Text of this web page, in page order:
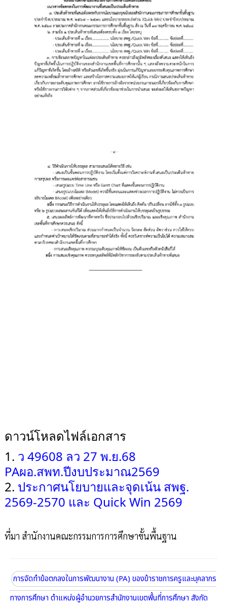
ดาวน์โหลดไฟล์เอกสาร
1. ว 49608 ลว 27 พ.ย.68
PAผอ.สพท.ปีงบประมาณ2569
2. ประกาศนโยบายและจุดเน้น สพฐ.
2569-2570 และ Quick Win 2569
ที่มา สำนักงานคณะกรรมการการศึกษาขั้นพื้นฐาน
การจัดทำข้อตกลงในการพัฒนางาน (PA) ของข้าราชการครูและบุคลากร
ทางการศึกษา ตำแหน่งผู้อำนวยการสำนักงานเขตพื้นที่การศึกษา สังกัด